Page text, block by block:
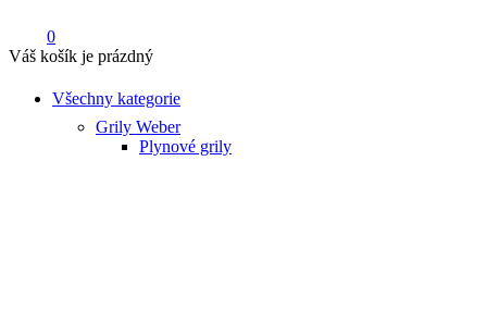
0
Váš košík je prázdný
Všechny kategorie
Grily Weber
Plynové grily